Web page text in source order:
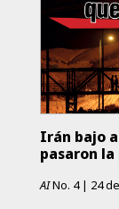
Irán bajo
pasaron la
AINo. 4 | 24